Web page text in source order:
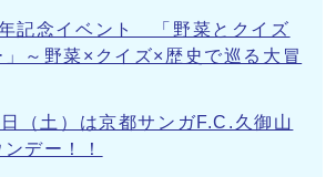
記念イベント 「野菜とクイズ
」～野菜×クイズ×歴史で巡る大冒
（土）は京都サンガF.C.久御山
デー！！